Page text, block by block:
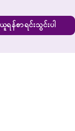
ယူရန်စာရင်းသွင်းပါ